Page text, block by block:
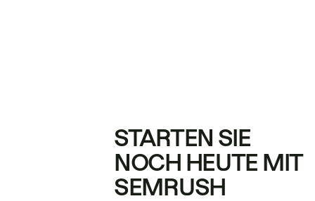
STARTEN SIE
NOCH HEUTE MIT
SEMRUSH